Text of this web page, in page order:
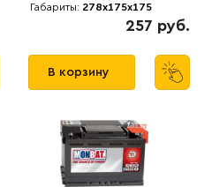
Габариты: 278x175x175
257 руб.
В корзину